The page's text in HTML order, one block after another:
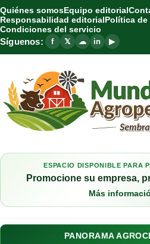
Quiénes somosEquipo editorial
Responsabilidad editorialPolítica
Condiciones del servicio
Síguenos: f 𝕏 ☁ in ▶
ESPACIO DISPONIBLE PARA
Promocione su empresa,
Más
PANORAMA